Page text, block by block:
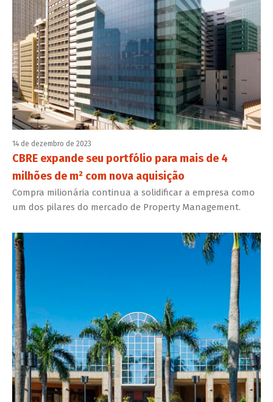
14 de dezembro de 2023
CBRE expande seu portfólio para mais de 4
milhões de m² com nova aquisição
Compra milionária continua a solidificar a empresa como
um dos pilares do mercado de Property Management.